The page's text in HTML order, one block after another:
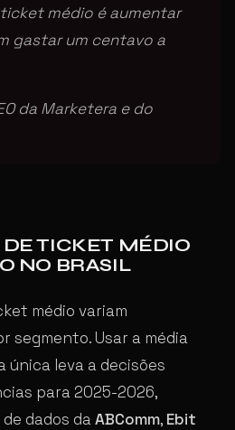
médio é aumentar
gastar um centavo a
da Marketera e do
TICKET MÉDIO
NO BRASIL
médio variam
segmento. Usar a média
única leva a decisões
para 2025-2026,
dados daABComm, Ebit